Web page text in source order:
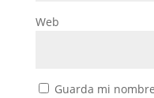
Web
Guarda mi